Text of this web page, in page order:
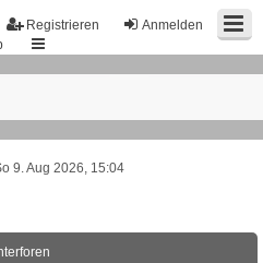
Anmelden
Registrieren
9. Aug 2026, 15:04